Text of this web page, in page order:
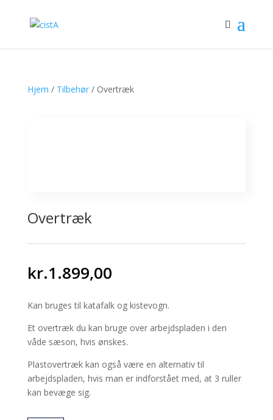
Hjem / Tilbehør/ Overtræk
Overtræk
kr.1.899,00
Kan bruges til katafalk og kistevogn.
Et overtræk du kan bruge over arbejdspladen i den
våde sæson, hvis ønskes.
Plastovertræk kan også være en alternativ til
arbejdspladen, hvis man er indforstået med, at 3 ruller
kan bevæge sig.